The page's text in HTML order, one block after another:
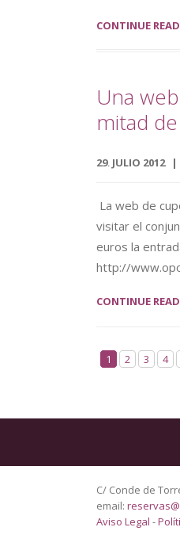
CONTINUE
Una
mitad
29. JULIO 2012
La web de
visitar el
euros la
http://
CONTINUE
1 2 3 4
C/ Conde de
email:
Aviso Legal -